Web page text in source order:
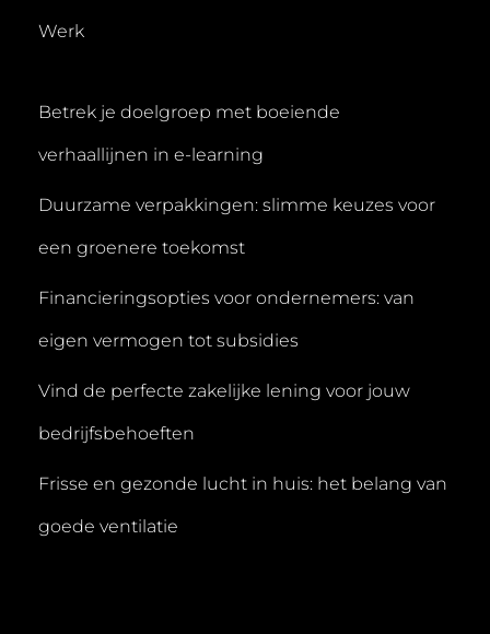
Werk
Betrek je doelgroep met boeiende
verhaallijnen in e-learning
Duurzame verpakkingen: slimme keuzes voor
een groenere toekomst
Financieringsopties voor ondernemers: van
eigen vermogen tot subsidies
Vind de perfecte zakelijke lening voor jouw
bedrijfsbehoeften
Frisse en gezonde lucht in huis: het belang van
goede ventilatie